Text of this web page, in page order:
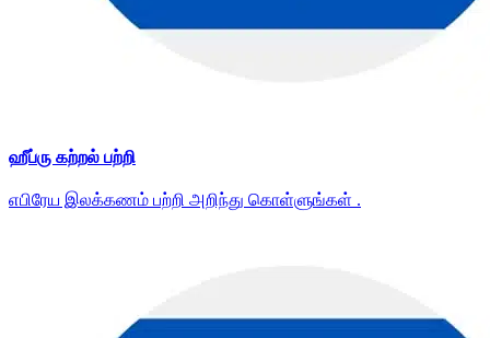
ஹீப்ரு கற்றல் பற்றி
எபிரேய இலக்கணம் பற்றி அறிந்து கொள்ளுங்கள் .